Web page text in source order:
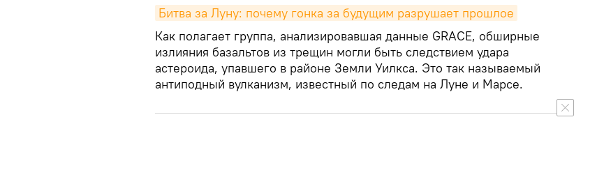
Битва за Луну: почему гонка за будущим разрушает прошлое
Как полагает группа, анализировавшая данные GRACE, обширные
излияния базальтов из трещин могли быть следствием удара
астероида, упавшего в районе Земли Уилкса. Это так называемый
антиподный вулканизм, известный по следам на Луне и Марсе.